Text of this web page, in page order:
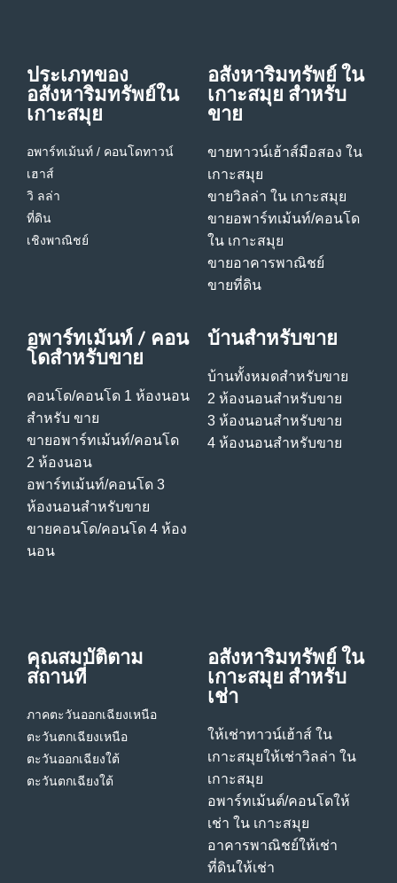
ประเภทของ
อสังหาริมทรัพย์ใน
เกาะสมุย
อพาร์ทเม้นท์ / คอนโดทาวน์
เฮาส์
วิ ลล่า
ที่ดิน
เชิงพาณิชย์
อสังหาริมทรัพย์ ใน
เกาะสมุย สําหรับ
ขาย
ขายทาวน์เฮ้าส์มือสอง ใน
เกาะสมุย
ขายวิลล่า ใน เกาะสมุย
ขายอพาร์ทเม้นท์/คอนโด
ใน เกาะสมุย
ขายอาคารพาณิชย์
ขายที่ดิน
อพาร์ทเม้นท์ / คอน
โดสําหรับขาย
คอนโด/คอนโด 1 ห้องนอน
สําหรับ ขาย
ขายอพาร์ทเม้นท์/คอนโด
2 ห้องนอน
อพาร์ทเม้นท์/คอนโด 3
ห้องนอนสําหรับขาย
ขายคอนโด/คอนโด 4 ห้อง
นอน
บ้านสําหรับขาย
บ้านทั้งหมดสําหรับขาย
2 ห้องนอนสําหรับขาย
3 ห้องนอนสําหรับขาย
4 ห้องนอนสําหรับขาย
คุณสมบัติตาม
สถานที่
ภาคตะวันออกเฉียงเหนือ
ตะวันตกเฉียงเหนือ
ตะวันออกเฉียงใต้
ตะวันตกเฉียงใต้
อสังหาริมทรัพย์ ใน
เกาะสมุย สําหรับ
เช่า
ให้เช่าทาวน์เฮ้าส์ ใน
เกาะสมุยให้เช่าวิลล่า ใน
เกาะสมุย
อพาร์ทเม้นต์/คอนโดให้
เช่า ใน เกาะสมุย
อาคารพาณิชย์ให้เช่า
ที่ดินให้เช่า